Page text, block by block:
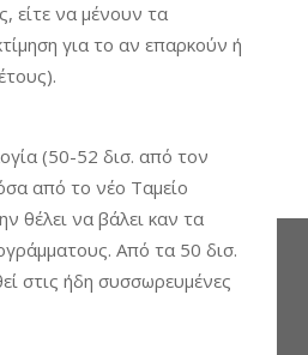
είτε να μένουν τα
για το αν επαρκούν ή
(50-52 δισ. από τον
από το νέο Ταμείο
θέλει να βάλει καν τα
Από τα 50 δισ.
στις ήδη συσσωρευμένες